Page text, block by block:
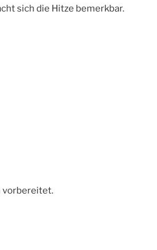
sich die Hitze bemerkbar.
vorbereitet.